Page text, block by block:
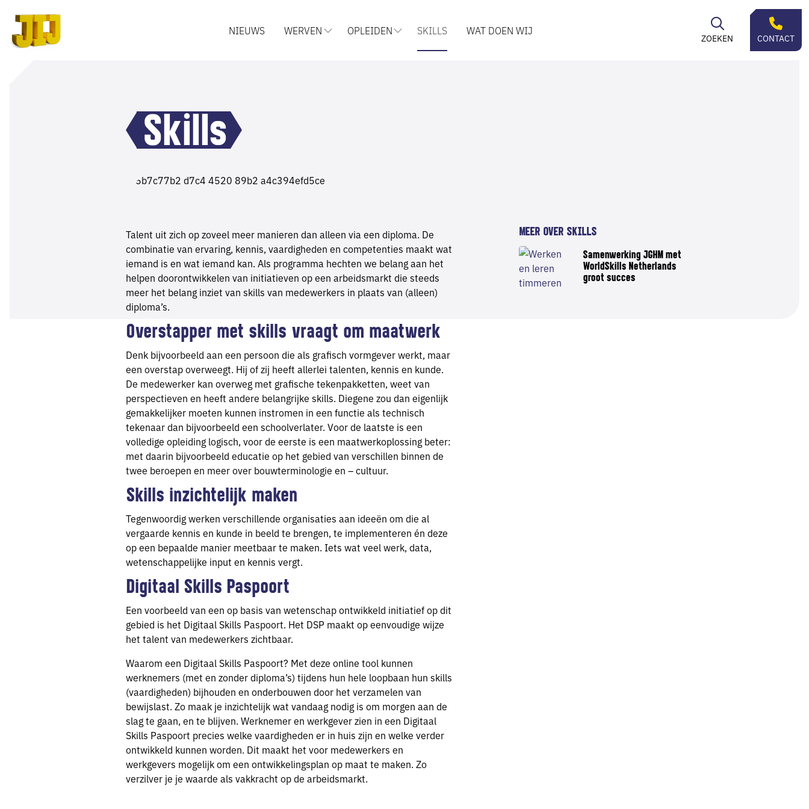
NIEUWS WERVEN OPLEIDEN SKILLS WAT DOEN WIJ
ZOEKEN CONTACT
Skills
Talent uit zich op zoveel meer manieren dan alleen via een diploma. De
combinatie van ervaring, kennis, vaardigheden en competenties maakt wat
iemand is en wat iemand kan. Als programma hechten we belang aan het
helpen doorontwikkelen van initiatieven op een arbeidsmarkt die steeds
meer het belang inziet van skills van medewerkers in plaats van (alleen)
diploma’s.
Overstapper met skills vraagt om maatwerk
Denk bijvoorbeeld aan een persoon die als grafisch vormgever werkt, maar
een overstap overweegt. Hij of zij heeft allerlei talenten, kennis en kunde.
De medewerker kan overweg met grafische tekenpakketten, weet van
perspectieven en heeft andere belangrijke skills. Diegene zou dan eigenlijk
gemakkelijker moeten kunnen instromen in een functie als technisch
tekenaar dan bijvoorbeeld een schoolverlater. Voor de laatste is een
volledige opleiding logisch, voor de eerste is een maatwerkoplossing beter:
met daarin bijvoorbeeld educatie op het gebied van verschillen binnen de
twee beroepen en meer over bouwterminologie en – cultuur.
Skills inzichtelijk maken
Tegenwoordig werken verschillende organisaties aan ideeën om die al
vergaarde kennis en kunde in beeld te brengen, te implementeren én deze
op een bepaalde manier meetbaar te maken. Iets wat veel werk, data,
wetenschappelijke input en kennis vergt.
Digitaal Skills Paspoort
Een voorbeeld van een op basis van wetenschap ontwikkeld initiatief op dit
gebied is het Digitaal Skills Paspoort. Het DSP maakt op eenvoudige wijze
het talent van medewerkers zichtbaar.
Waarom een Digitaal Skills Paspoort? Met deze online tool kunnen
werknemers (met en zonder diploma’s) tijdens hun hele loopbaan hun skills
(vaardigheden) bijhouden en onderbouwen door het verzamelen van
bewijslast. Zo maak je inzichtelijk wat vandaag nodig is om morgen aan de
slag te gaan, en te blijven. Werknemer en werkgever zien in een Digitaal
Skills Paspoort precies welke vaardigheden er in huis zijn en welke verder
ontwikkeld kunnen worden. Dit maakt het voor medewerkers en
werkgevers mogelijk om een ontwikkelingsplan op maat te maken. Zo
verzilver je je waarde als vakkracht op de arbeidsmarkt.
MEER OVER SKILLS
Samenwerking JGHM met
WorldSkills Netherlands
groot succes